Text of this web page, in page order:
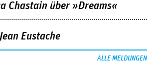
Chastain über »Dreams«
Eustache
ALLE MELDUNGEN